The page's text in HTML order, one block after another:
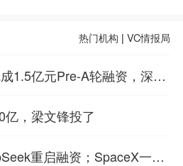
热门机构 |VC情报局
1.5亿元Pre-A轮融资，深耕i
，梁文锋投了
重启融资；SpaceX一夜